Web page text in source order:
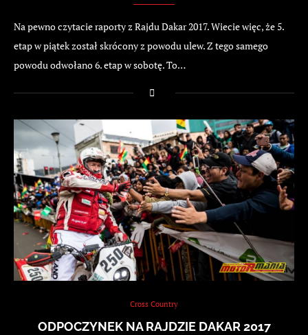
Na pewno czytacie raporty z Rajdu Dakar 2017. Wiecie więc, że 5.
etap w piątek został skrócony z powodu ulew. Z tego samego
powodu odwołano 6. etap w sobotę. To…
Cross Country
ODPOCZYNEK NA RAJDZIE DAKAR 2017